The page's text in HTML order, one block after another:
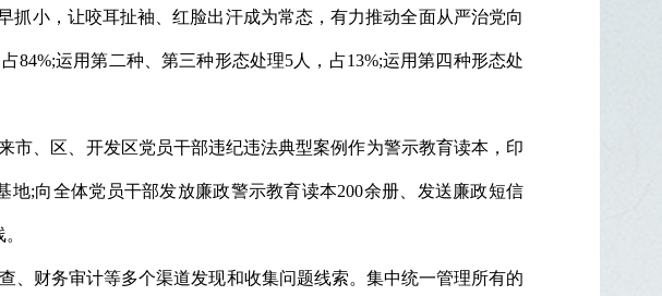
小，让咬耳扯袖、红脸出汗成为常态，有力推动全面从严治党向
84%;运用第二种、第三种形态处理5人，占13%;运用第四种形态处
、区、开发区党员干部违纪违法典型案例作为警示教育读本，印
;向全体党员干部发放廉政警示教育读本200余册、发送廉政短信
财务审计等多个渠道发现和收集问题线索。集中统一管理所有的